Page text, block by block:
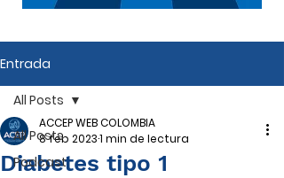
Entrada
All Posts
Podcast
All Posts
Diabetes tipo 1
ACCEP WEB COLOMBIA
8 feb 20231 min de lectura